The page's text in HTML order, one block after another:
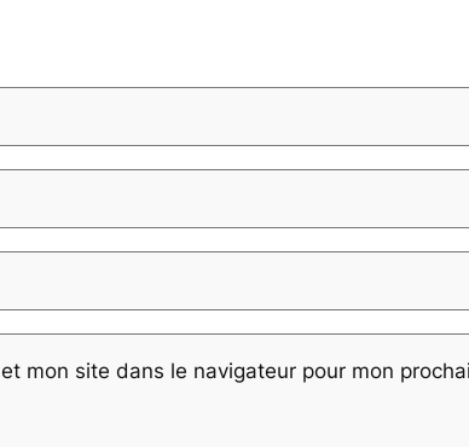
mon site dans le navigateur pour mon